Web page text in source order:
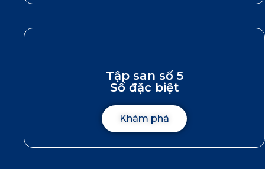
Tập san số 5
Số đặc biệt
Khám phá